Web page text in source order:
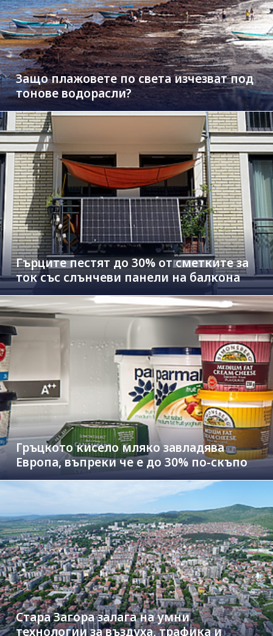
Защо плажовете по света изчезват под
тонове водорасли?
Гърците пестят до 30% от сметките за
ток със слънчеви панели на балкона
Гръцкото кисело мляко завладява
Европа, въпреки че е до 30% по-скъпо
Стара Загора залага на умни
технологии за въздуха, трафика и